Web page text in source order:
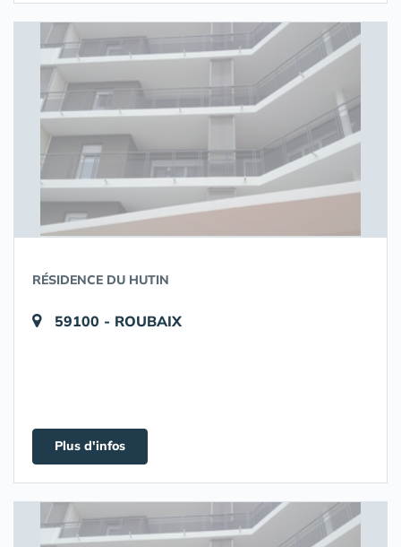
RÉSIDENCE DU HUTIN
59100 - ROUBAIX
Plus d'infos